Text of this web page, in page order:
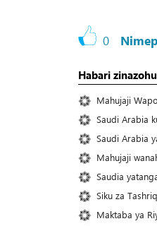
0
Habari
Mahujaji
Saudi Arabia
Saudi Arabia
Mahujaji
Saudia
Siku za
Maktaba ya